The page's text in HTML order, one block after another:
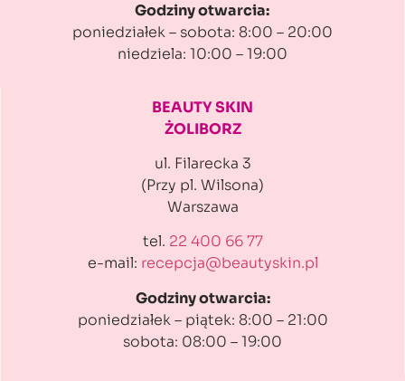
Godziny otwarcia:
poniedziałek – sobota: 8:00 – 20:00
niedziela: 10:00 – 19:00
BEAUTY SKIN
ŻOLIBORZ
ul. Filarecka 3
(Przy pl. Wilsona)
Warszawa
tel. 22 400 66 77
e-mail: recepcja@beautyskin.pl
Godziny otwarcia:
poniedziałek – piątek: 8:00 – 21:00
sobota: 08:00 – 19:00